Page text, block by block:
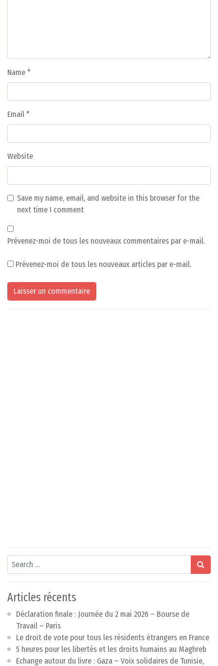
Name *
Email *
Website
Save my name, email, and website in this browser for the
next time I comment
Prévenez-moi de tous les nouveaux commentaires par e-mail.
Prévenez-moi de tous les nouveaux articles par e-mail.
Search
Articles récents
Déclaration finale : Journée du 2 mai 2026 – Bourse de
Travail – Paris
Le droit de vote pour tous les résidents étrangers en France
5 heures pour les libertés et les droits humains au Maghreb
Echange autour du livre : Gaza – Voix solidaires de Tunisie,